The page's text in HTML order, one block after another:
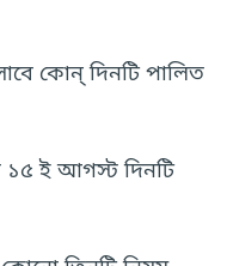
কোন্ দিনটি পালিত
১৫ ই আগস্ট দিনটি